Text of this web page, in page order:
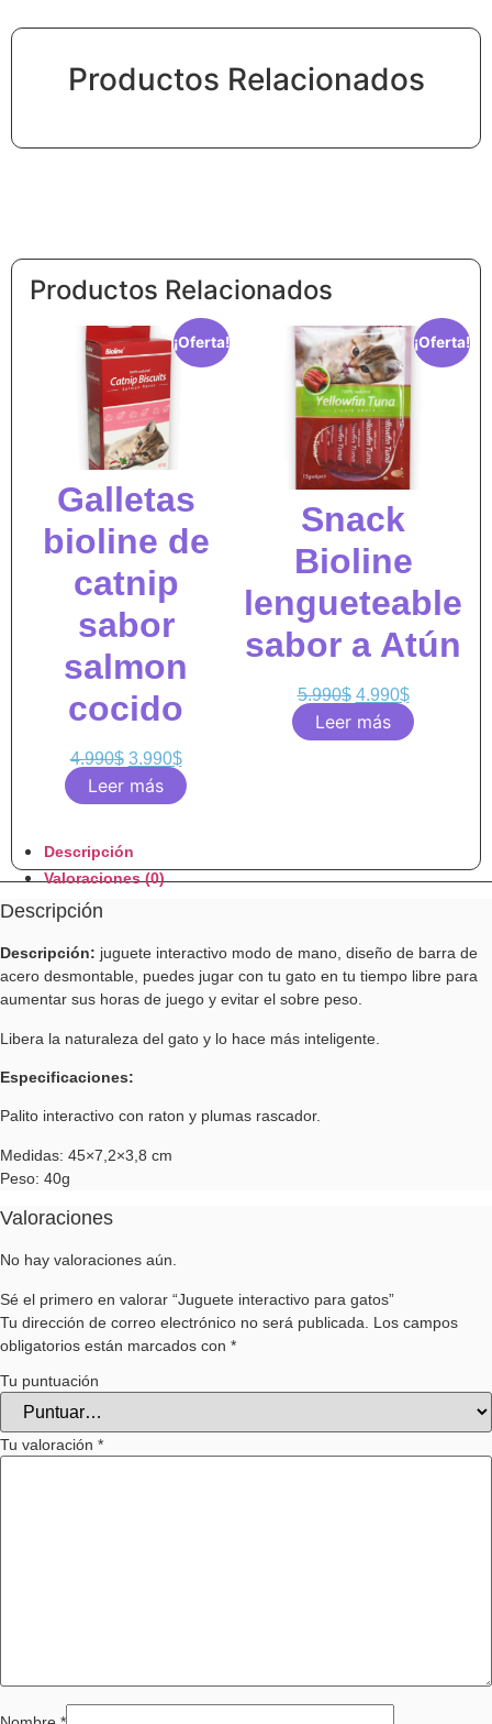
Productos Relacionados
Productos Relacionados
¡Oferta!
Galletas
bioline de
catnip
sabor
salmon
cocido
4.990$ 3.990$
Leer más
¡Oferta!
Snack
Bioline
lengueteable
sabor a Atún
5.990$ 4.990$
Leer más
Descripción
Valoraciones (0)
Descripción
Descripción: juguete interactivo modo de mano, diseño de barra de
acero desmontable, puedes jugar con tu gato en tu tiempo libre para
aumentar sus horas de juego y evitar el sobre peso.
Libera la naturaleza del gato y lo hace más inteligente.
Especificaciones:
Palito interactivo con raton y plumas rascador.
Medidas: 45×7,2×3,8 cm
Peso: 40g
Valoraciones
No hay valoraciones aún.
Sé el primero en valorar “Juguete interactivo para gatos”
Tu dirección de correo electrónico no será publicada.
Los campos
obligatorios están marcados con *
Tu puntuación
Tu valoración *